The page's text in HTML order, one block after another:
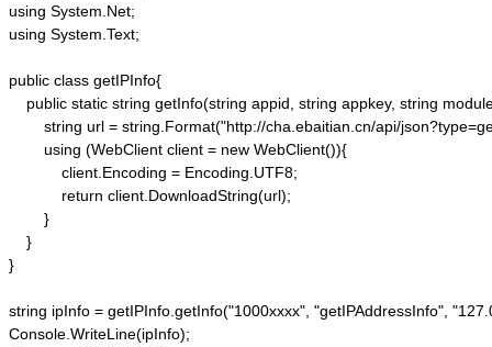
using System.Net;
using System.Text;
public class getIPInfo{
public static string getInfo(string appid, string appkey, string
string url = string.Format("http://cha.ebaitian.cn/api/
        using (WebClient client = new WebClient()){
            client.Encoding = Encoding.UTF8;
            return client.DownloadString(url);
        }
    }
}
string ipInfo = getIPInfo.getInfo("1000xxxx", "getIPAddressInfo",
Console.WriteLine(ipInfo);